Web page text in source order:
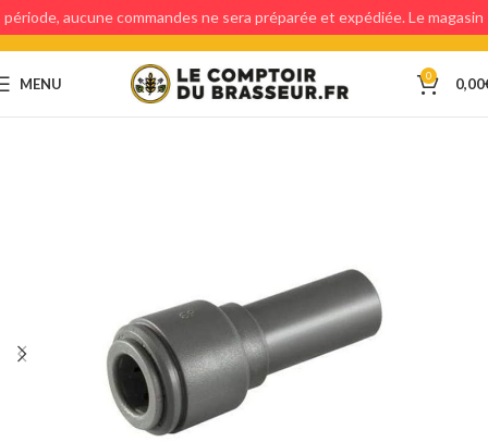
MENU 0 0,00
période, aucune commandes ne sera préparée et expédiée. Le magasin
étant fermé, aucun retraits en magasin ne sera possible.